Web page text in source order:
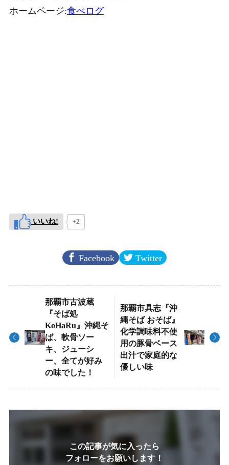
ホームページ:食べログ
いいね! +2
Facebook Twitter
那覇市古波蔵
『そば処
KoHaRu』沖縄そ
ば、軟骨ソー
キ、ジューシ
ー、全てが好み
の味でした！
那覇市具志『沖
縄そば おそば』
化学調味料不使
用の豚骨ベース
出汁で家庭的な
優しい味
この記事が気に入ったら
フォローをお願いします！